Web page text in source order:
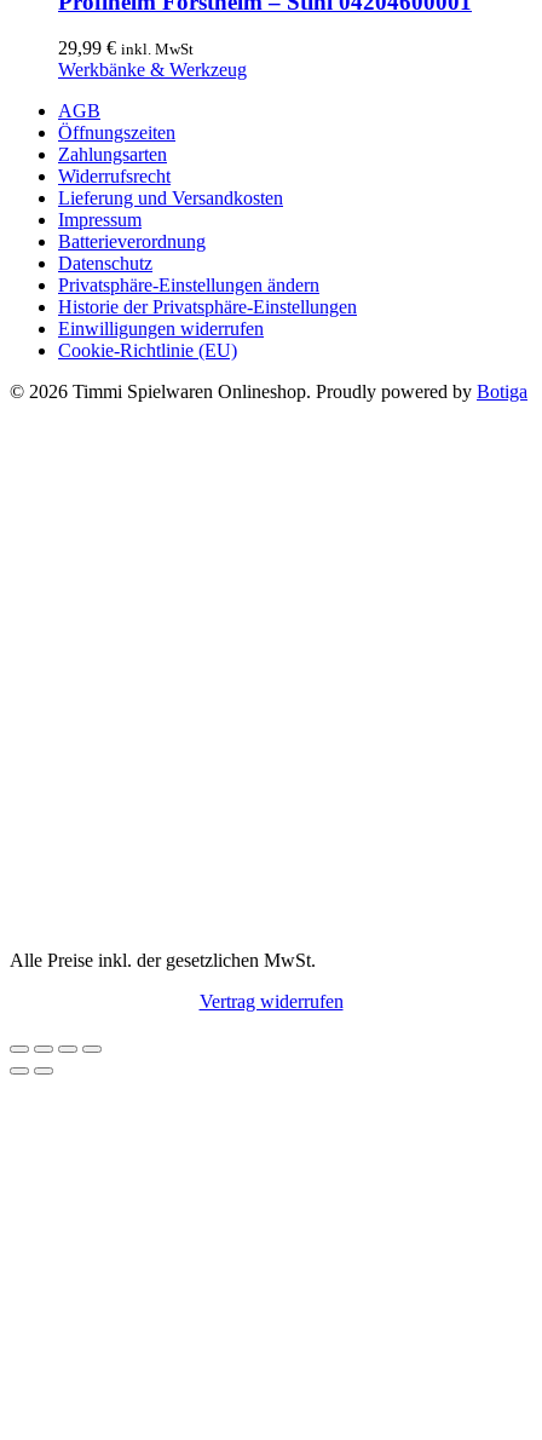
29,99 € inkl. MwSt
Werkbänke & Werkzeug
AGB
Öffnungszeiten
Zahlungsarten
Widerrufsrecht
Lieferung und Versandkosten
Impressum
Batterieverordnung
Datenschutz
Privatsphäre-Einstellungen ändern
Historie der Privatsphäre-Einstellungen
Einwilligungen widerrufen
Cookie-Richtlinie (EU)
© 2026 Timmi Spielwaren Onlineshop. Proudly powered by Botiga
Alle Preise inkl. der gesetzlichen MwSt.
Vertrag widerrufen